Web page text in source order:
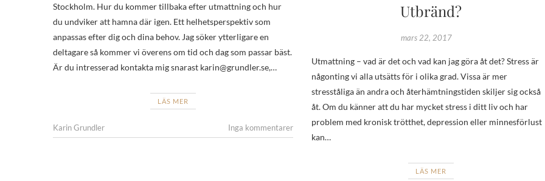
Stockholm. Hur du kommer tillbaka efter utmattning och hur
du undviker att hamna där igen. Ett helhetsperspektiv som
anpassas efter dig och dina behov. Jag söker ytterligare en
deltagare så kommer vi överens om tid och dag som passar bäst.
Är du intresserad kontakta mig snarast karin@grundler.se,…
LÄS MER
Karin Grundler Inga kommentarer
Utbränd?
mars 22, 2017
Utmattning – vad är det och vad kan jag göra åt det? Stress är
någonting vi alla utsätts för i olika grad. Vissa är mer
stresståliga än andra och återhämtningstiden skiljer sig också
åt. Om du känner att du har mycket stress i ditt liv och har
problem med kronisk trötthet, depression eller minnesförlust
kan…
LÄS MER